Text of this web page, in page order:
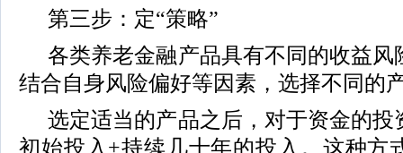
第三步：定“策略”
各类养老金融产品具有不同的收益风
结合自身风险偏好等因素，选择不同的
选定适当的产品之后，对于资金的投
初始投入+持续几十年的投入。这种方